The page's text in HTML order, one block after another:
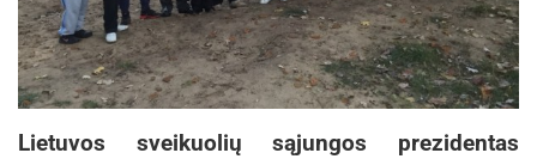
Lietuvos sveikuolių sąjungos prezidentas